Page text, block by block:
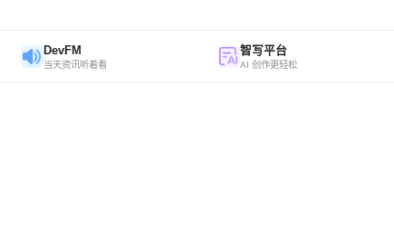
DevFM
当天资讯听着看
智写平台
AI 创作更轻松